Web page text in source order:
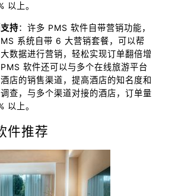
以上。
持：许多 PMS 软件自带营销功能，
系统自带 6 大营销套餐，可以帮
数据进行营销，轻松实现订单翻倍增
软件还可以与多个在线旅游平台
店的销售渠道，提高酒店的知名度和
查，与多个渠道对接的酒店，订单量
以上。
件推荐